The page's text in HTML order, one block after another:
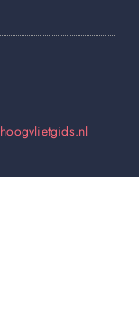
hoogvlietgids.nl